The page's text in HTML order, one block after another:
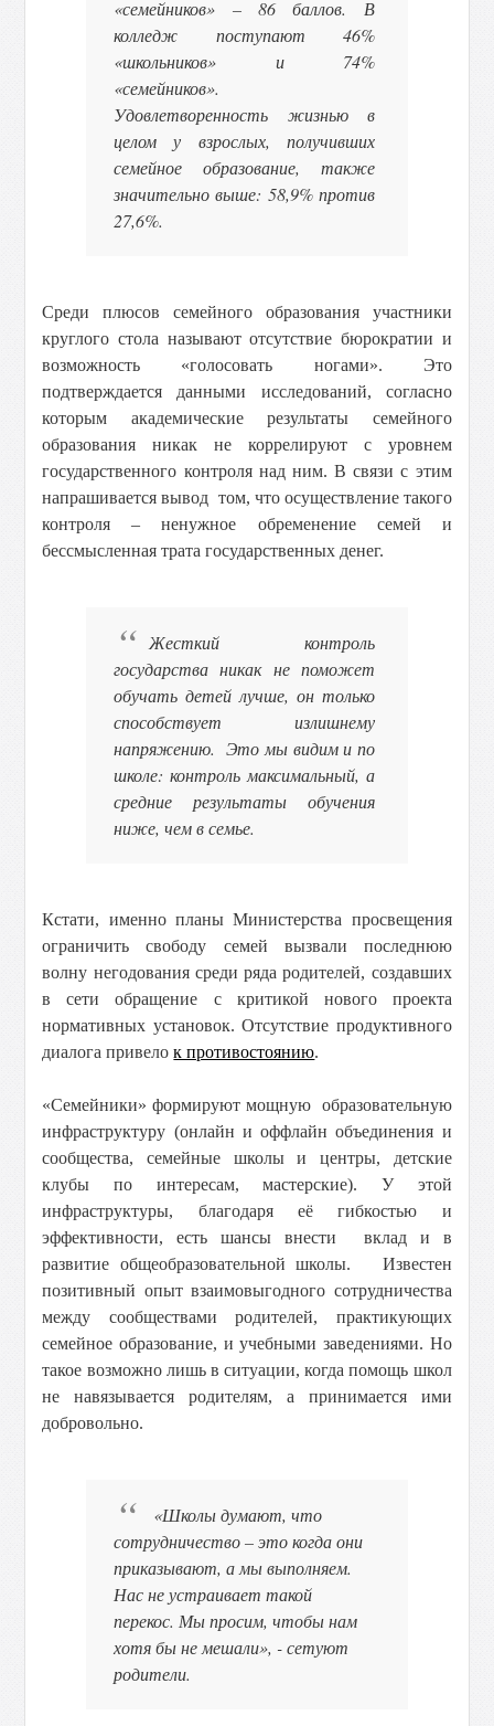
«семейников» – 86 баллов. В
колледж поступают 46%
«школьников» и 74%
«семейников».
Удовлетворенность жизнью в
целом у взрослых, получивших
семейное образование, также
значительно выше: 58,9% против
27,6%.
Среди плюсов семейного образования участники
круглого стола называют отсутствие бюрократии и
возможность «голосовать ногами». Это
подтверждается данными исследований, согласно
которым академические результаты семейного
образования никак не коррелируют с уровнем
государственного контроля над ним. В связи с этим
напрашивается вывод том, что осуществление такого
контроля – ненужное обременение семей и
бессмысленная трата государственных денег.
Жесткий контроль
государства никак не поможет
обучать детей лучше, он только
способствует излишнему
напряжению. Это мы видим и по
школе: контроль максимальный, а
средние результаты обучения
ниже, чем в семье.
Кстати, именно планы Министерства просвещения
ограничить свободу семей вызвали последнюю
волну негодования среди ряда родителей, создавших
в сети обращение с критикой нового проекта
нормативных установок. Отсутствие продуктивного
диалога привелок противостоянию.
«Семейники» формируют мощную образовательную
инфраструктуру (онлайн и оффлайн объединения и
сообщества, семейные школы и центры, детские
клубы по интересам, мастерские). У этой
инфраструктуры, благодаря её гибкостью и
эффективности, есть шансы внести вклад и в
развитие общеобразовательной школы. Известен
позитивный опыт взаимовыгодного сотрудничества
между сообществами родителей, практикующих
семейное образование, и учебными заведениями. Но
такое возможно лишь в ситуации, когда помощь школ
не навязывается родителям, а принимается ими
добровольно.
«Школы думают, что
сотрудничество – это когда они
приказывают, а мы выполняем.
Нас не устраивает такой
перекос. Мы просим, чтобы нам
хотя бы не мешали», - сетуют
родители.